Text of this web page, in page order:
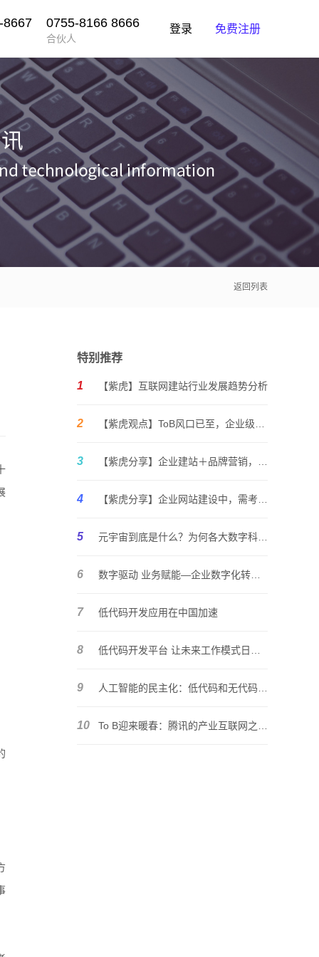
8667 0755-8166 8666
合伙人
登录 免费注册
返回列表
特别推荐
1 【紫虎】互联网建站行业发展趋势分析
2
3
4
5
6
7 低代码开发应用在中国加速
8
9
10